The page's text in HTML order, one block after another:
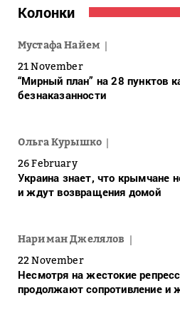
Колонки
Мустафа Найем
21 November
“Мирный план” на 28 пунктов
безнаказанности
Ольга Курышко
26 February
Украина знает, что крымчане
и ждут возвращения домой
Нариман Джелялов
22 November
Несмотря на жестокие
продолжают сопротивление и